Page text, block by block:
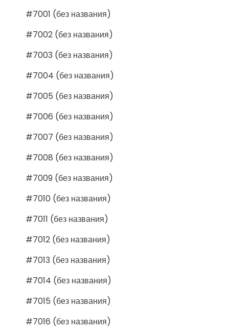
#7001 (без названия)
#7002 (без названия)
#7003 (без названия)
#7004 (без названия)
#7005 (без названия)
#7006 (без названия)
#7007 (без названия)
#7008 (без названия)
#7009 (без названия)
#7010 (без названия)
#7011 (без названия)
#7012 (без названия)
#7013 (без названия)
#7014 (без названия)
#7015 (без названия)
#7016 (без названия)